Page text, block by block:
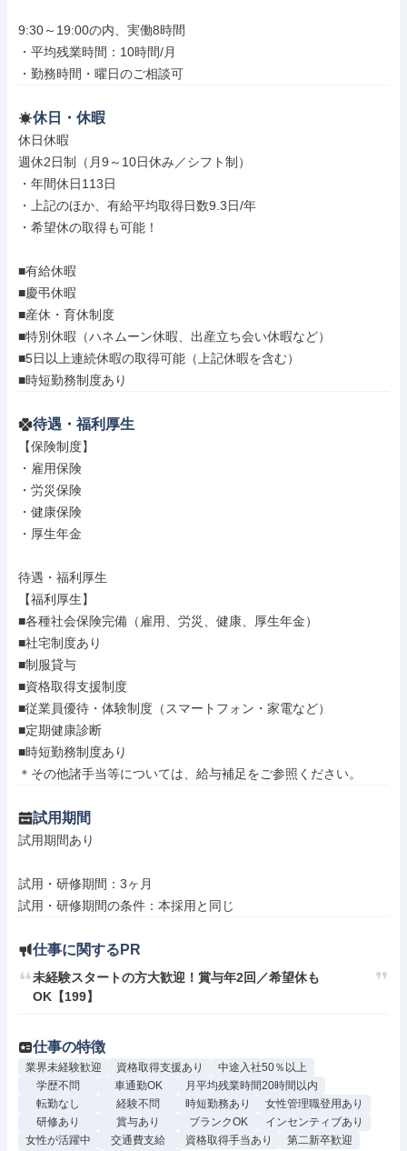
9:30～19:00の内、実働8時間
・平均残業時間：10時間/月
・勤務時間・曜日のご相談可
休日・休暇
休日休暇
週休2日制（月9～10日休み／シフト制）
・年間休日113日
・上記のほか、有給平均取得日数9.3日/年
・希望休の取得も可能！
■有給休暇
■慶弔休暇
■産休・育休制度
■特別休暇（ハネムーン休暇、出産立ち会い休暇など）
■5日以上連続休暇の取得可能（上記休暇を含む）
■時短勤務制度あり
待遇・福利厚生
【保険制度】
・雇用保険
・労災保険
・健康保険
・厚生年金
待遇・福利厚生
【福利厚生】
■各種社会保険完備（雇⽤、労災、健康、厚⽣年⾦）
■社宅制度あり
■制服貸与
■資格取得⽀援制度
■従業員優待・体験制度（スマートフォン・家電など）
■定期健康診断
■時短勤務制度あり
＊その他諸手当等については、給与補足をご参照ください。
試用期間
試用期間あり
試用・研修期間：3ヶ月
仕事に関するPR
未経験スタートの方大歓迎！賞与年2回／希望休も
OK【199】
仕事の特徴
業界未経験歓迎 資格取得支援あり
中途入社50％以上
学歴不問
車通勤OK
月平均残業時間20時間以内
転勤なし
経験不問 時短勤務あり
女性管理職登用あり
研修あり
賞与あり ブランクOK
インセンティブあり
女性が活躍中
交通費支給 資格取得手当あり
第二新卒歓迎